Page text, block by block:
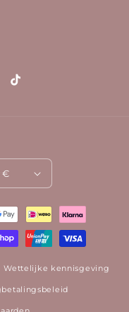
TikTok
Nederland | EUR €
Wettelijke kennisgeving